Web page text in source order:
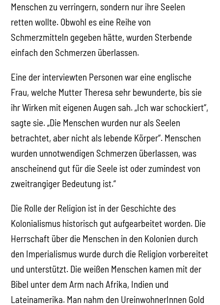
Menschen zu verringern, sondern nur ihre Seelen
retten wollte. Obwohl es eine Reihe von
Schmerzmitteln gegeben hätte, wurden Sterbende
einfach den Schmerzen überlassen.
Eine der interviewten Personen war eine englische
Frau, welche Mutter Theresa sehr bewunderte, bis sie
ihr Wirken mit eigenen Augen sah. „Ich war schockiert“,
sagte sie. „Die Menschen wurden nur als Seelen
betrachtet, aber nicht als lebende Körper“. Menschen
wurden unnotwendigen Schmerzen überlassen, was
anscheinend gut für die Seele ist oder zumindest von
zweitrangiger Bedeutung ist.“
Die Rolle der Religion ist in der Geschichte des
Kolonialismus historisch gut aufgearbeitet worden. Die
Herrschaft über die Menschen in den Kolonien durch
den Imperialismus wurde durch die Religion vorbereitet
und unterstützt. Die weißen Menschen kamen mit der
Bibel unter dem Arm nach Afrika, Indien und
Lateinamerika. Man nahm den UreinwohnerInnen Gold